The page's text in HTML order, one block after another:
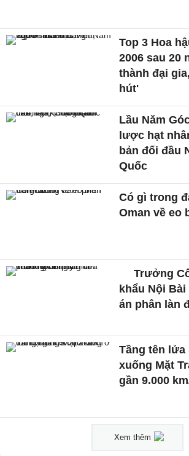
Top 3 Hoa
2006 sau 20
thành đại
hút'
Lầu Năm
lược hạt
bản đối đầu
Quốc
Có gì trong
Oman về eo
Trưởng
khẩu Nội
án phân làn
Tầng tên lửa
xuống Mặt
gần 9.000
Xem thêm